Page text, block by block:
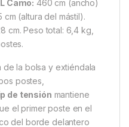
almacenamiento
377 cm (ancho) x
235 cm (altura del
x 26 cm. Peso total: